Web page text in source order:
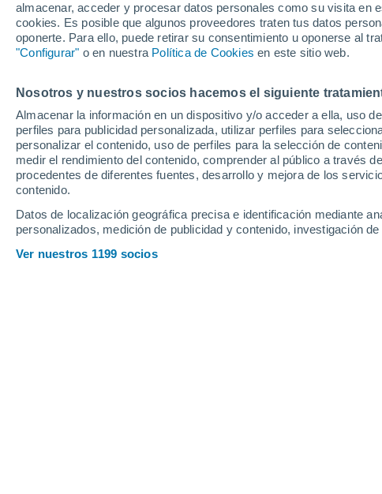
almacenar, acceder y procesar datos personales como su visita en
cookies. Es posible que algunos proveedores traten tus datos
oponerte. Para ello, puede retirar su consentimiento u oponerse al
"Configurar" o en nuestra Política de Cookies en este sitio web.
Nosotros y nuestros socios hacemos el siguiente
Almacenar la información en un dispositivo y/o acceder a ella, uso
perfiles para publicidad personalizada, utilizar perfiles para
personalizar el contenido, uso de perfiles para la selección de
medir el rendimiento del contenido, comprender al público a través
procedentes de diferentes fuentes, desarrollo y mejora de los
contenido.
Datos de localización geográfica precisa e identificación mediante
personalizados, medición de publicidad y contenido, investigación
Ver nuestros 1199 socios
Kilómetros esquiables 0 / 91
Remontes 0 / 9
Webcams en Bretton Woods